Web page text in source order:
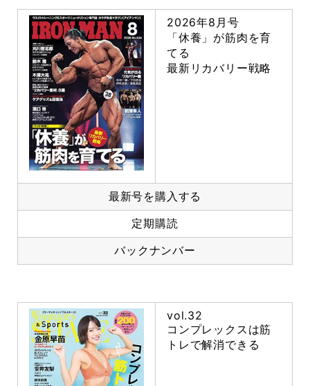
2026年8月号
「休養」が筋肉を育
てる
最新リカバリー戦略
最新号を購入する
定期購読
バックナンバー
vol.32
コンプレックスは筋
トレで解消できる